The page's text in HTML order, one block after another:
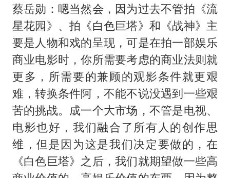
蔡岳勋：嗯当然会，因为过去不管拍《流
星花园》、拍《白色巨塔》和《战神》主
要是人物和戏的呈现，可是在拍一部娱乐
商业电影时，你所需要考虑的商业法则就
更多，所需要的兼顾的观影条件就更艰
难，转换条件阿，不能不说没遇到一些艰
苦的挑战。成一个大市场，不管是电视、
电影也好，我们融合了所有人的创作思
维，但是因为这是我们决定要做的，在
《白色巨塔》之后，我们就期望做一些高